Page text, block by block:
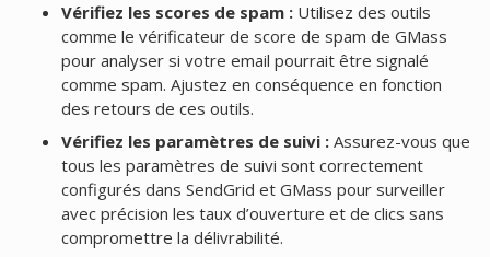
Vérifiez les scores de spam :Utilisez des outils
comme le vérificateur de score de spam de GMass
pour analyser si votre email pourrait être signalé
comme spam. Ajustez en conséquence en fonction
des retours de ces outils.
Vérifiez les paramètres de suivi :Assurez-vous que
tous les paramètres de suivi sont correctement
configurés dans SendGrid et GMass pour surveiller
avec précision les taux d’ouverture et de clics sans
compromettre la délivrabilité.